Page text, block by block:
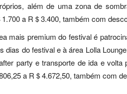
além de uma zona de
a R＄3.400, também com
mais premium do festival é
do festival e à área Lolla
party e transporte de ida e volta
a R＄4.672,50, também com